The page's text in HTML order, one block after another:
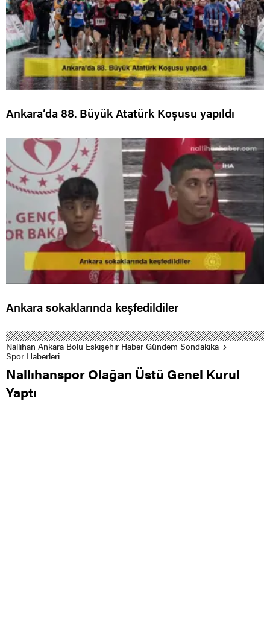
Ankara’da 88. Büyük Atatürk Koşusu yapıldı
Ankara sokaklarında keşfedildiler
Nallıhan Ankara Bolu Eskişehir Haber Gündem Sondakika
Spor Haberleri
Nallıhanspor Olağan Üstü Genel Kurul
Yaptı